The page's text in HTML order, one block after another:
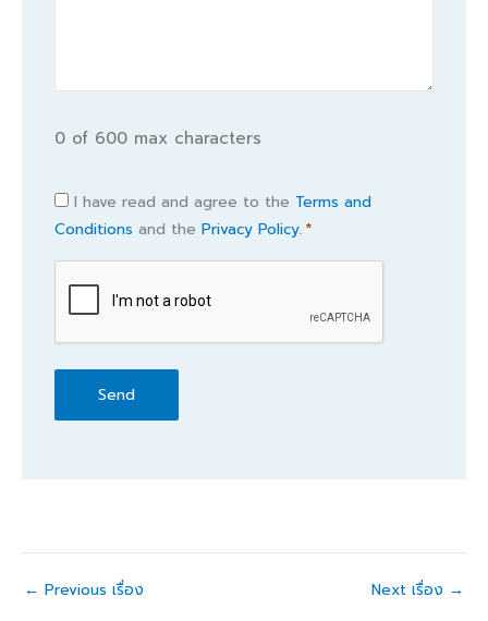
0 of 600 max characters
Consent
*
I have read and agree to the Terms and
Conditions and the Privacy Policy. *
← Previous เรื่อง Next เรื่อง →